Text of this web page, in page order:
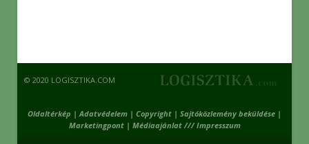
© 2020 LOGISZTIKA.COM
Oldaltérkép |Adatvédelem | Copyright | Sajtóközlemény beküldése |
Marketingpont| Médiaajánlat /// Impresszum